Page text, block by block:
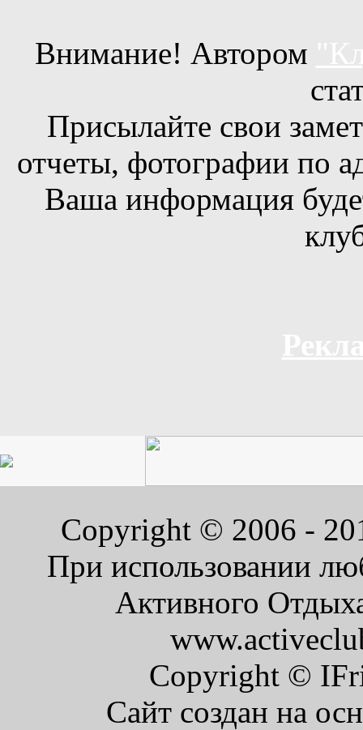
Внимание! Автором
Присылайте свои
отчеты, фотографии по
Ваша информация
Copyright © 2006 -
При использовании
Активного
Copyright ©
Сайт создан на